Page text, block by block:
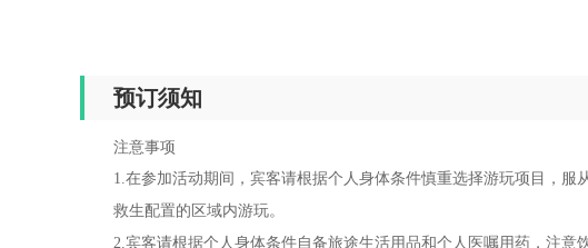
预订须知
注意事项
1.在参加活动期间，宾客请根据个人身体条件慎重选择游玩项目，
救生配置的区域内游玩。
2.宾客请根据个人身体条件自备旅途生活用品和个人医嘱用药，注意